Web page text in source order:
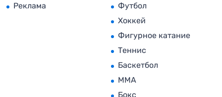
Реклама
Футбол
Хоккей
Фигурное катание
Теннис
Баскетбол
MMA
Бокс